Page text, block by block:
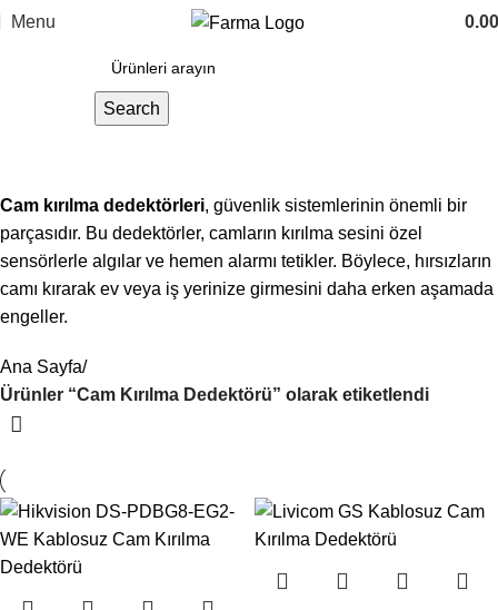
Menu 0.00
Search
Cam kırılma dedektörleri, güvenlik sistemlerinin önemli bir
parçasıdır. Bu dedektörler, camların kırılma sesini özel
sensörlerle algılar ve hemen alarmı tetikler. Böylece, hırsızların
camı kırarak ev veya iş yerinize girmesini daha erken aşamada
engeller.
Ana Sayfa
Ürünler “Cam Kırılma Dedektörü” olarak etiketlendi